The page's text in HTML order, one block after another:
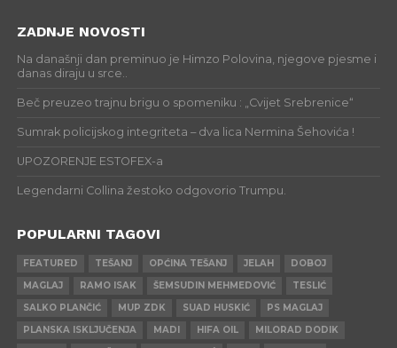
ZADNJE NOVOSTI
Na današnji dan preminuo je Himzo Polovina, njegove pjesme i
danas diraju u srce..
Beč preuzeo trajnu brigu o spomeniku : „Cvijet Srebrenice“
Sumrak policijskog integriteta – dva lica Nermina Šehovića !
UPOZORENJE ESTOFEX-a
Legendarni Collina žestoko odgovorio Trumpu.
POPULARNI TAGOVI
FEATURED TEŠANJ OPĆINA TEŠANJ JELAH
DOBOJ
MAGLAJ
RAMO ISAK ŠEMSUDIN MEHMEDOVIĆ
TESLIĆ
SALKO PLANČIĆ
MUP ZDK SUAD HUSKIĆ
PS MAGLAJ
PLANSKA ISKLJUČENJA
MADI HIFA OIL
MILORAD DODIK